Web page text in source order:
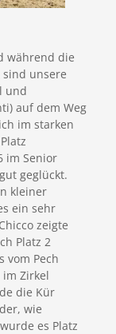
während die
sind unsere
und
auf dem Weg
im starken
im Senior
geglückt.
kleiner
ein sehr
zeigte
Platz 2
vom Pech
Zirkel
die Kür
wie
es Platz